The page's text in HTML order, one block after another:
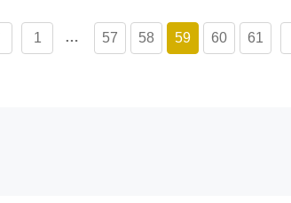
1 … 57 58 59 60 61